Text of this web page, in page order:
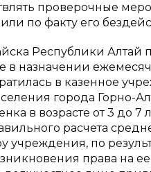
проверочные
по факту его
Республики
в назначении
в казенное
города Горно-
в возрасте от 3 до
расчета
учреждения, по
права на